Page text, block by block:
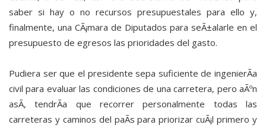
saber si hay o no recursos presupuestales para ello y,
finalmente, una CÃ¡mara de Diputados para seÃ±alarle en el
presupuesto de egresos las prioridades del gasto.
Pudiera ser que el presidente sepa suficiente de ingenierÃ­a
civil para evaluar las condiciones de una carretera, pero aÃºn
asÃ­, tendrÃ­a que recorrer personalmente todas las
carreteras y caminos del paÃ­s para priorizar cuÃ¡l primero y